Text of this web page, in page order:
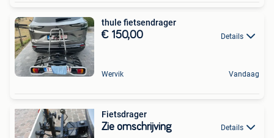
thule fietsendrager
€ 150,00 Details
Wervik Vandaag
Fietsdrager
Zie omschrijving Details